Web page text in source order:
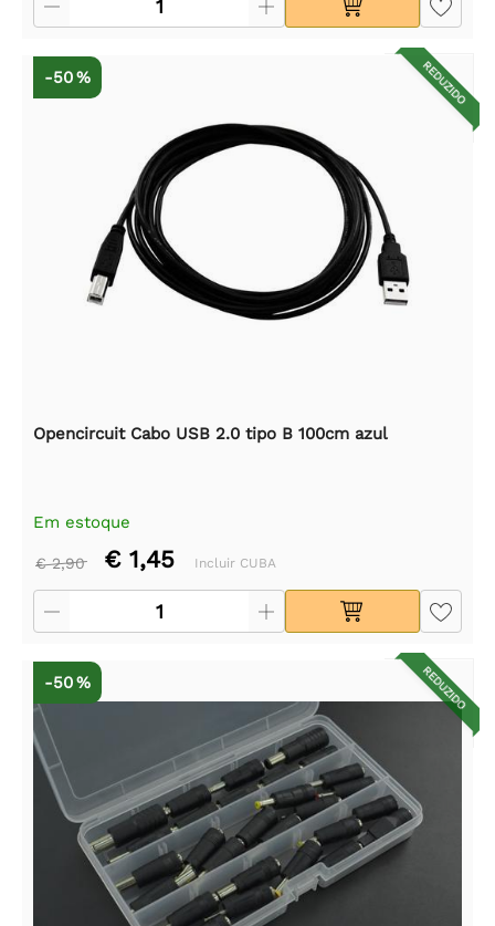
REDUZIDO
-50 %
Opencircuit Cabo USB 2.0 tipo B 100cm azul
Em estoque
€ 2,90 € 1,45 Incluir CUBA
REDUZIDO
-50 %